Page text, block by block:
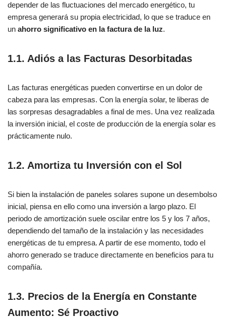
depender de las fluctuaciones del mercado energético, tu
empresa generará su propia electricidad, lo que se traduce en
un ahorro significativo en la factura de la luz.
1.1. Adiós a las Facturas Desorbitadas
Las facturas energéticas pueden convertirse en un dolor de
cabeza para las empresas. Con la energía solar, te liberas de
las sorpresas desagradables a final de mes. Una vez realizada
la inversión inicial, el coste de producción de la energía solar es
prácticamente nulo.
1.2. Amortiza tu Inversión con el Sol
Si bien la instalación de paneles solares supone un desembolso
inicial, piensa en ello como una inversión a largo plazo. El
periodo de amortización suele oscilar entre los 5 y los 7 años,
dependiendo del tamaño de la instalación y las necesidades
energéticas de tu empresa. A partir de ese momento, todo el
ahorro generado se traduce directamente en beneficios para tu
compañía.
1.3. Precios de la Energía en Constante
Aumento: Sé Proactivo